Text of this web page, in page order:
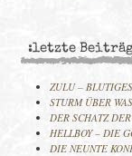
:letzte
ZULU –
STURM ÜBER
DER SCHATZ
HELLBOY – DIE
DIE NEUNTE